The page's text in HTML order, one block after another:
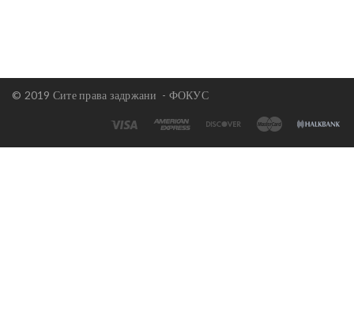
© 2019 Сите права задржани - ФОКУС